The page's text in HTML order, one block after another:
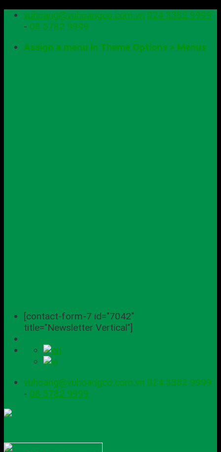
Skip vuhoang@vuhoangco.com.vn 024 3382 9999
- 08 5782 9999
Assign a menu in Theme Options > Menus
[contact-form-7 id="7042"
title="Newsletter Vertical"]
vuhoang@vuhoangco.com.vn 024 3382 9999
- 08 5782 9999